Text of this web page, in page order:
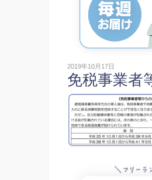
2019年10月17日
免税事業者